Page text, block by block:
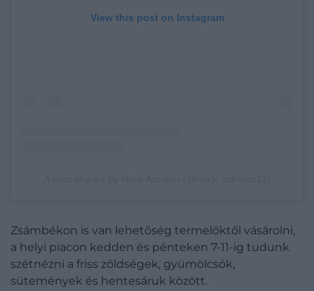
View this post on Instagram
Zsámbékon is van lehetőség termelőktől vásárolni,
a helyi piacon kedden és pénteken 7-11-ig tudunk
szétnézni a friss zöldségek, gyümölcsök,
sütemények és hentesáruk között.